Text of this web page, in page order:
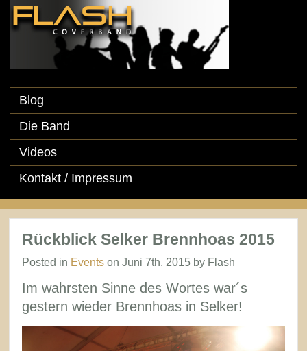
Blog
Die Band
Videos
Kontakt / Impressum
Rückblick Selker Brennhoas 2015
Posted in Eventson Juni 7th, 2015 by Flash
Im wahrsten Sinne des Wortes war´s
gestern wieder Brennhoas in Selker!